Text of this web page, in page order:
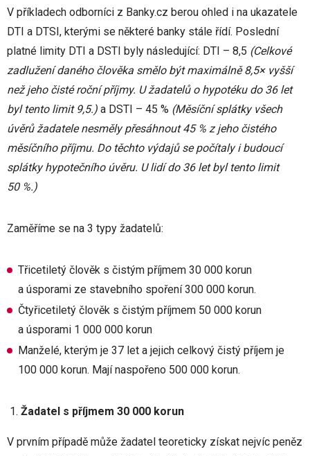
V příkladech odborníci z Banky.cz berou ohled i na ukazatele
DTI a DTSI, kterými se některé banky stále řídí. Poslední
platné limity DTI a DSTI byly následující: DTI – 8,5 (Celkové
zadlužení daného člověka smělo být maximálně 8,5× vyšší
než jeho čisté roční příjmy. U žadatelů o hypotéku do 36 let
byl tento limit 9,5.) a DSTI – 45 % (Měsíční splátky všech
úvěrů žadatele nesměly přesáhnout 45 % z jeho čistého
měsíčního příjmu. Do těchto výdajů se počítaly i budoucí
splátky hypotečního úvěru. U lidí do 36 let byl tento limit
50 %.)
Zaměříme se na 3 typy žadatelů:
Třicetiletý člověk s čistým příjmem 30 000 korun
a úsporami ze stavebního spoření 300 000 korun.
Čtyřicetiletý člověk s čistým příjmem 50 000 korun
a úsporami 1 000 000 korun
Manželé, kterým je 37 let a jejich celkový čistý příjem je
100 000 korun. Mají naspořeno 500 000 korun.
Žadatel s příjmem 30 000 korun
V prvním případě může žadatel teoreticky získat nejvíc peněz